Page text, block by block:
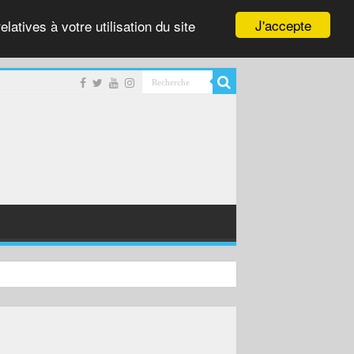
J'accepte
à votre utilisation du site